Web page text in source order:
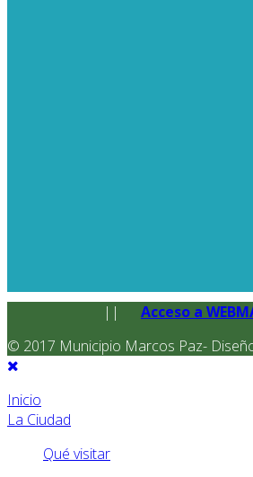
|| Acceso a
© 2017 Municipio Marcos Paz-
Inicio
La Ciudad
Qué visitar